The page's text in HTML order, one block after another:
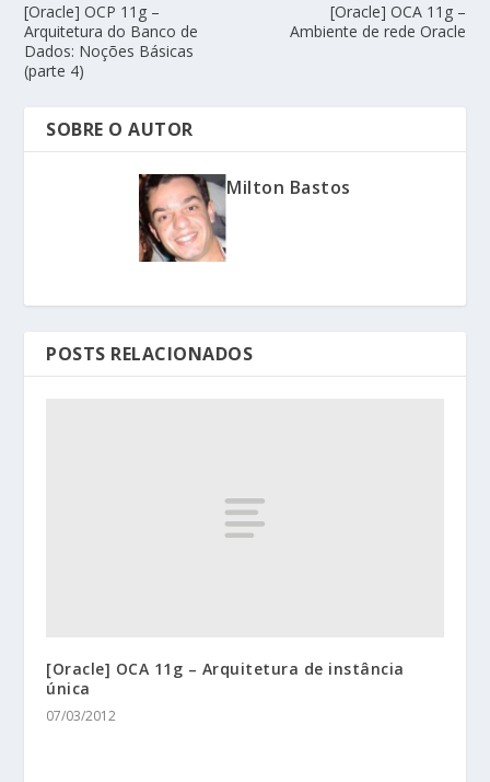
[Oracle] OCP 11g –
Arquitetura do Banco de
Dados: Noções Básicas
(parte 4)
[Oracle] OCA 11g –
Ambiente de rede Oracle
SOBRE O AUTOR
Milton Bastos
POSTS RELACIONADOS
[Oracle] OCA 11g – Arquitetura de instância
única
07/03/2012